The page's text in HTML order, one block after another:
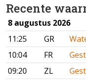
Recente
8 augustus 2026
11:25
GR
10:04
FR
09:20
ZL